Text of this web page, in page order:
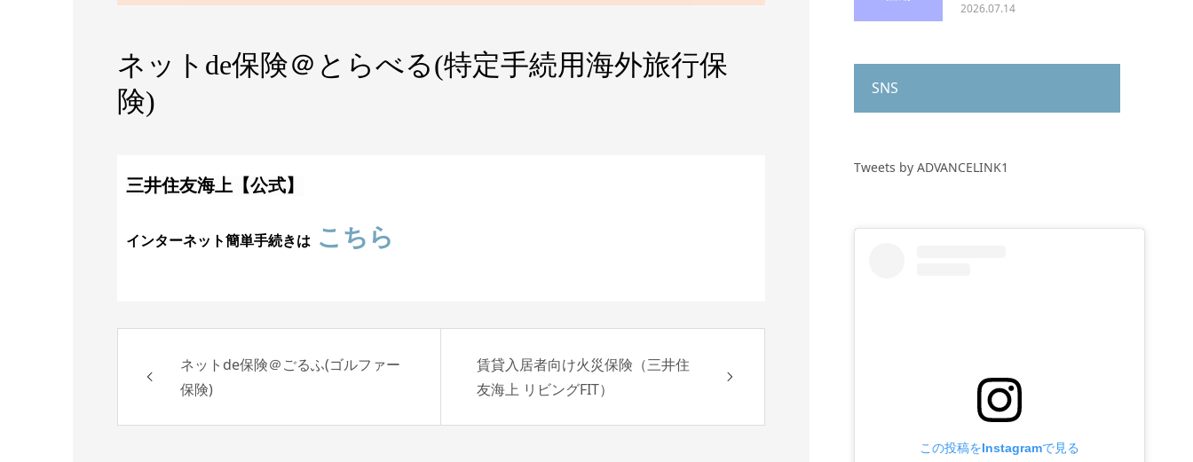
ネットde保険＠とらべる(特定手続用海外旅行保
険)
三井住友海上【公式】
インターネット簡単手続きは こちら
ネットde保険＠ごるふ(ゴルファー
保険)
賃貸入居者向け火災保険（三井住
友海上 リビングFIT）
2026.07.14
SNS
Tweets by ADVANCELINK1
この投稿をInstagramで見る